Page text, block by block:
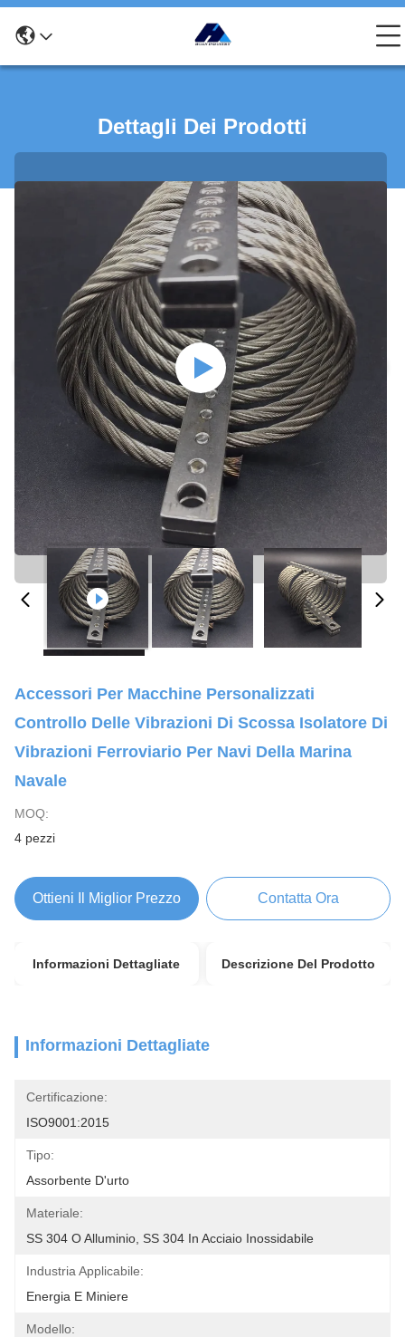
Dettagli Dei Prodotti
Accessori Per Macchine Personalizzati
Controllo Delle Vibrazioni Di Scossa Isolatore Di
Vibrazioni Ferroviario Per Navi Della Marina
Navale
MOQ:
4 pezzi
Ottieni Il Miglior Prezzo Contatta Ora
Informazioni Dettagliate Descrizione Del Prodotto
Informazioni Dettagliate
Certificazione:
ISO9001:2015
Tipo:
Assorbente D'urto
Materiale:
SS 304 O Alluminio, SS 304 In Acciaio Inossidabile
Industria Applicabile:
Energia E Miniere
Modello: